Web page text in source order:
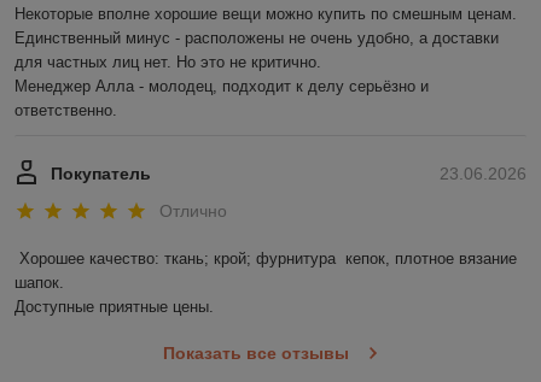
Некоторые вполне хорошие вещи можно купить по смешным ценам.
Единственный минус - расположены не очень удобно, а доставки
для частных лиц нет. Но это не критично.
Менеджер Алла - молодец, подходит к делу серьёзно и
ответственно.
23.06.2026
Покупатель
Отлично
Хорошее качество: ткань; крой; фурнитура  кепок, плотное вязание
шапок.
Доступные приятные цены.
Показать все отзывы